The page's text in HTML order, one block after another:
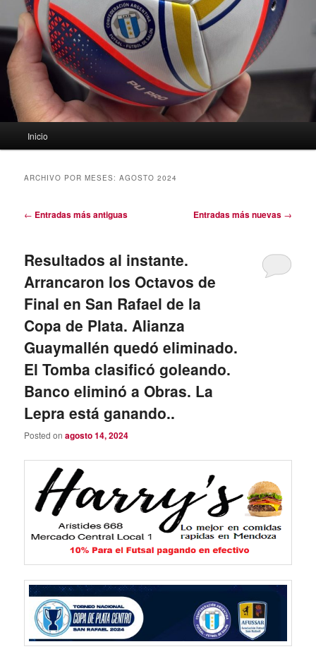
Inicio
ARCHIVO POR MESES:AGOSTO 2024
Navegación
← Entradas más antiguas Entradas más nuevas →
Resultados al instante.
Arrancaron los Octavos de
Final en San Rafael de la
Copa de Plata. Alianza
Guaymallén quedó eliminado.
El Tomba clasificó goleando.
Banco eliminó a Obras. La
Lepra está ganando..
Posted onagosto 14, 2024